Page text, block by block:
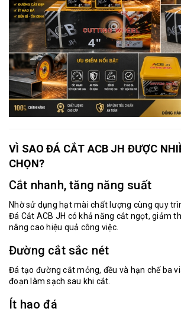
VÌ SAO ĐÁ CẮT ACB JH ĐƯỢC
CHỌN?
Cắt nhanh, tăng năng suất
Nhờ sử dụng hạt mài chất lượng cùng quy
Đá Cắt ACB JH có khả năng cắt ngọt, giảm
nâng cao hiệu quả công việc.
Đường cắt sắc nét
Đá tạo đường cắt mỏng, đều và hạn chế ba
đoạn làm sạch sau khi cắt.
Ít hao đá